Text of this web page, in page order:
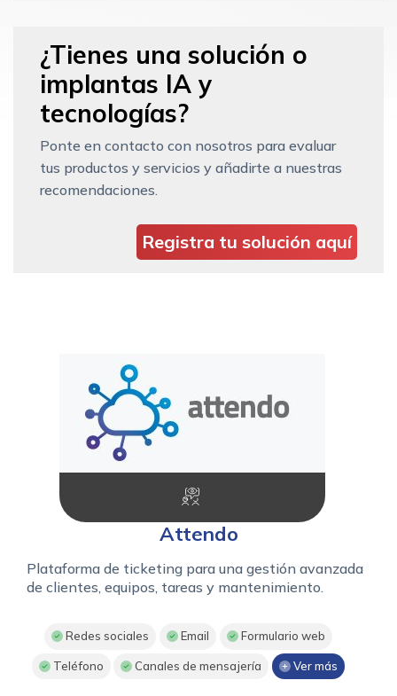
¿Tienes una solución o
implantas IA y
tecnologías?
Ponte en contacto con nosotros para evaluar
tus productos y servicios y añadirte a nuestras
recomendaciones.
Registra tu solución aquí
Attendo
Plataforma de ticketing para una gestión avanzada
de clientes, equipos, tareas y mantenimiento.
Redes sociales Email Formulario web
Teléfono Canales de mensajería Ver más